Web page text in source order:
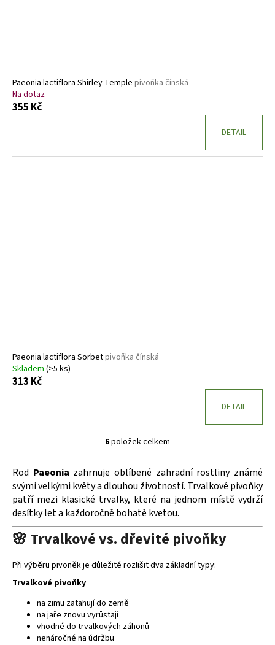
Paeonia lactiflora Shirley Temple pivoňka čínská
Na dotaz
355 Kč
DETAIL
Paeonia lactiflora Sorbetpivoňka čínská
Skladem (>5 ks)
313 Kč
DETAIL
O
l
á
d
a
c
í
r
v
6položek celkem
Rod Paeonia zahrnuje oblíbené zahradní rostliny známé
svými velkými květy a dlouhou životností. Trvalkové pivoňky
patří mezi klasické trvalky, které na jednom místě vydrží
desítky let a každoročně bohatě kvetou.
🌸 Trvalkové vs. dřevité pivoňky
Při výběru pivoněk je důležité rozlišit dva základní typy:
Trvalkové pivoňky
na zimu zatahují do země
na jaře znovu vyrůstají
vhodné do trvalkových záhonů
nenáročné na údržbu